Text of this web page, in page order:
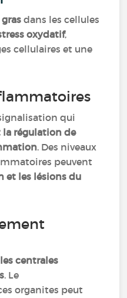
dans les cellules
oxydatif,
cellulaires et une
qui
régulation de
. Des niveaux
peuvent
et les lésions du
les centrales
. Le
organites peut